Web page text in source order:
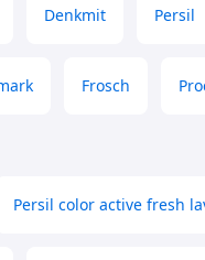
Denkmit Persil
Frosch
Persil color active fresh